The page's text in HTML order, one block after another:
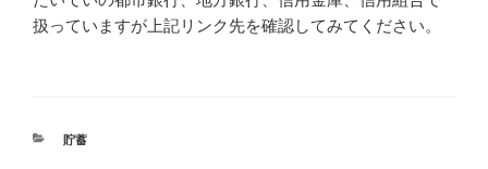
扱っていますが上記リンク先を確認してみてください。
カ
貯蓄